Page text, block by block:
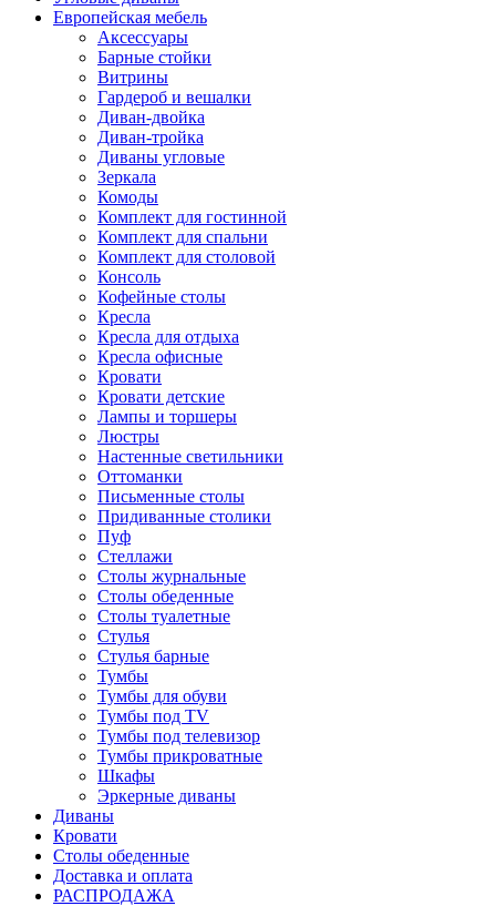
Европейская мебель
Аксессуары
Барные стойки
Витрины
Гардероб и вешалки
Диван-двойка
Диван-тройка
Диваны угловые
Зеркала
Комоды
Комплект для гостинной
Комплект для спальни
Комплект для столовой
Консоль
Кофейные столы
Кресла
Кресла для отдыха
Кресла офисные
Кровати
Кровати детские
Лампы и торшеры
Люстры
Настенные светильники
Оттоманки
Письменные столы
Придиванные столики
Пуф
Стеллажи
Столы журнальные
Столы обеденные
Столы туалетные
Стулья
Стулья барные
Тумбы
Тумбы для обуви
Тумбы под TV
Тумбы под телевизор
Тумбы прикроватные
Шкафы
Эркерные диваны
Диваны
Кровати
Столы обеденные
Доставка и оплата
РАСПРОДАЖА